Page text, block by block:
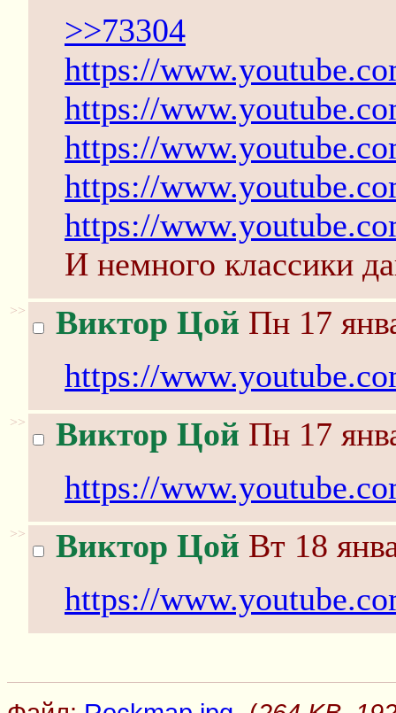
>>73304
https://
https://
https://
https://
https://
И немного классики
>> Виктор Цой Пн 17
https://
>> Виктор Цой Пн 17
https://
>> Виктор Цой Вт 18
https://